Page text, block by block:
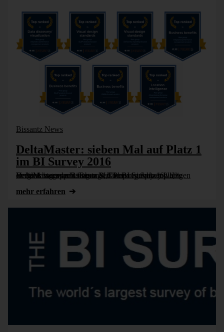
Bissantz News
DeltaMaster: sieben Mal auf Platz 1
im BI Survey 2016
In der Anwenderbefragung „The BI Survey 16“ hat DeltaMaster von Bissantz & Company Spitzenplätze erreicht: insgesamt sieben Mal Platz 1 in den jeweiligen Vergleichsgruppen. Besonders hervorgehoben [...]
mehr erfahren